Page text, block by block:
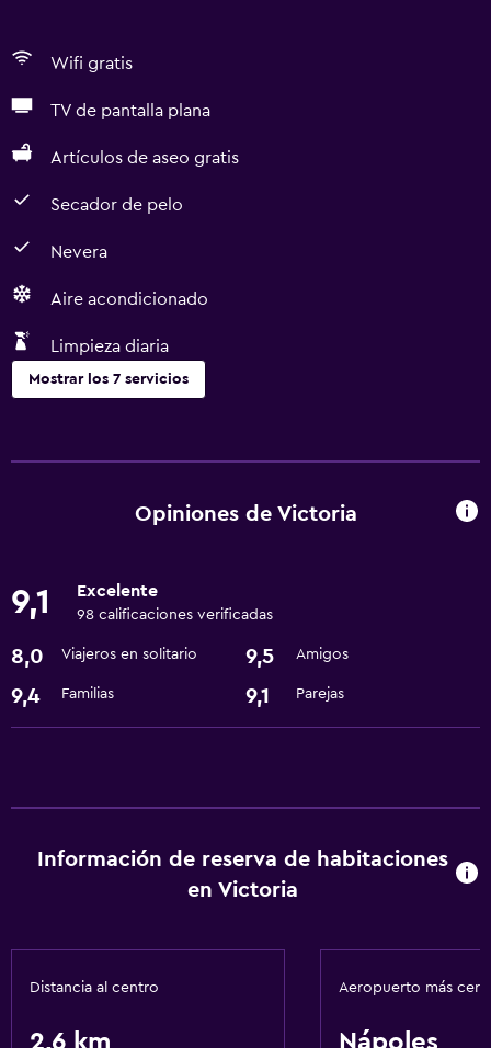
Wifi gratis
TV de pantalla plana
Artículos de aseo gratis
Secador de pelo
Nevera
Aire acondicionado
Limpieza diaria
Mostrar los 7 servicios
Wifi gratis
Sistema de entretenimiento
Baño
Secador de pelo
Opiniones de Victoria
9,1 Excelente
98 calificaciones verificadas
8,0 Viajeros en solitario 9,5 Amigos
9,4 Familias 9,1 Parejas
Información de reserva de habitaciones
en Victoria
Distancia al centro
2,6 km
Aeropuerto más
Nápoles